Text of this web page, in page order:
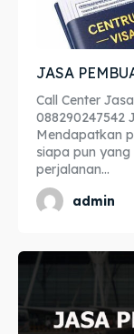
Penerjemah
Asuransi
Blog
Penerjemah
Asuransi
Blog
JASA
Call Center
088290247542 Jasa pembuatan paspor palembang -
Mendapatkan
siapa pun
perjalanan...
admin